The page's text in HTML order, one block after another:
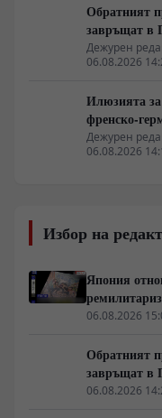
Обратният
завръщат в
мечта"
Дежурен
06.08.2026
Илюзията
френско-
Дежурен
06.08.2026
Избор на
Япония
отбраната“
06.08.2026
Обратният
завръщат в
мечта"
06.08.2026